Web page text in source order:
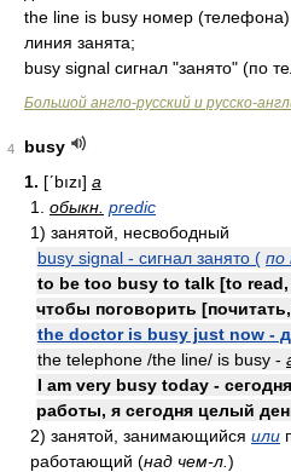
the line is busy номер (телефона)
линия занята;
busy signal сигнал "занято" (по
Большой англо-русский и русско-
4
busy
1. [ʹbızı] a
1. обыкн. predic
1) занятой, несвободный
busy signal - сигнал занято ( по
to be too busy to talk [to
чтобы поговорить
the doctor is busy just now -
the telephone /the line/ is busy -
I am very busy today -
работы, я сегодня целый
2) занятой, занимающийся или
работающий (над чем-л. )